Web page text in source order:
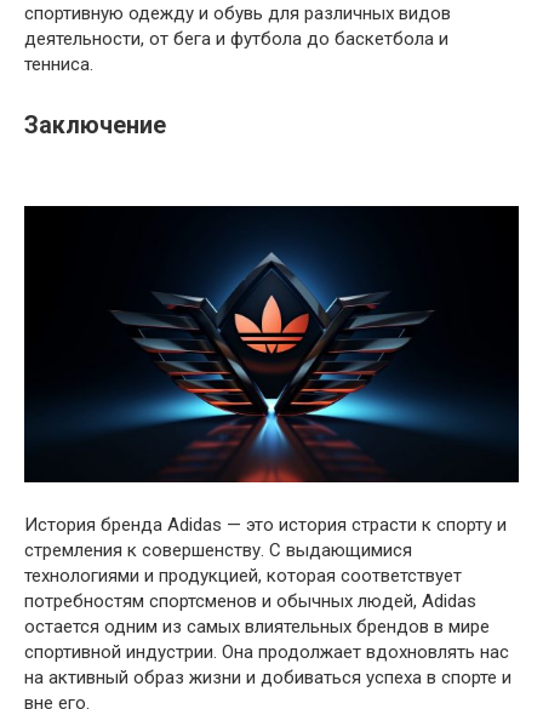
спортивную одежду и обувь для различных видов
деятельности, от бега и футбола до баскетбола и
тенниса.
Заключение
История бренда Adidas — это история страсти к спорту и
стремления к совершенству. С выдающимися
технологиями и продукцией, которая соответствует
потребностям спортсменов и обычных людей, Adidas
остается одним из самых влиятельных брендов в мире
спортивной индустрии. Она продолжает вдохновлять нас
на активный образ жизни и добиваться успеха в спорте и
вне его.